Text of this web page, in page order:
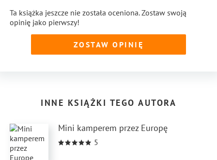
Ta książka jeszcze nie została oceniona. Zostaw swoją
opinię jako pierwszy!
ZOSTAW OPINIĘ
INNE KSIĄŻKI TEGO AUTORA
Mini kamperem przez Europę
5